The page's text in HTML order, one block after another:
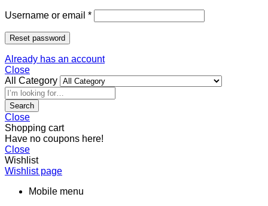
Username or email *
Reset password
Already has an account
Close
All Category
Search
Close
Shopping cart
Have no coupons here!
Close
Wishlist
Wishlist page
Mobile menu